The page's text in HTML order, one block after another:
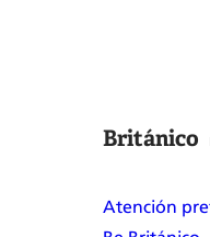
Británico
Atención